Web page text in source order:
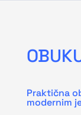
Praktična
modernim